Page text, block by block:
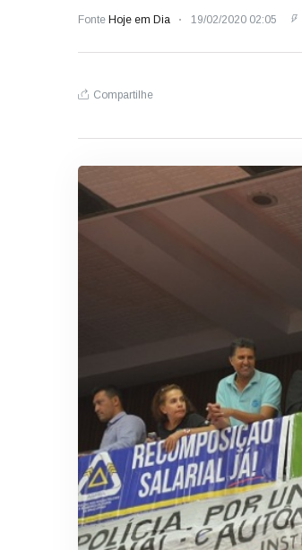
Fonte Hoje em Dia 19/02/2020 02:05
Compartilhe